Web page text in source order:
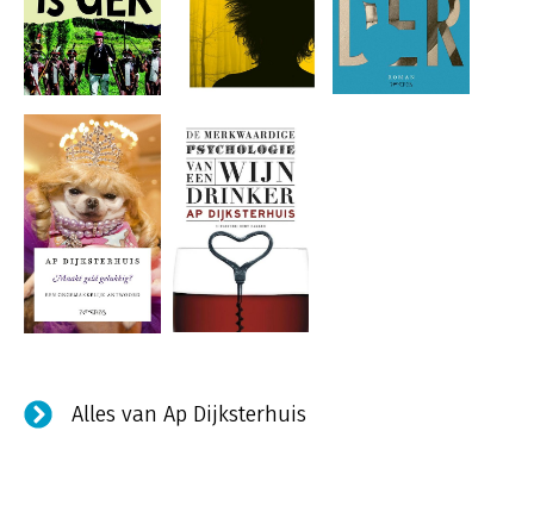
Alles van Ap Dijksterhuis